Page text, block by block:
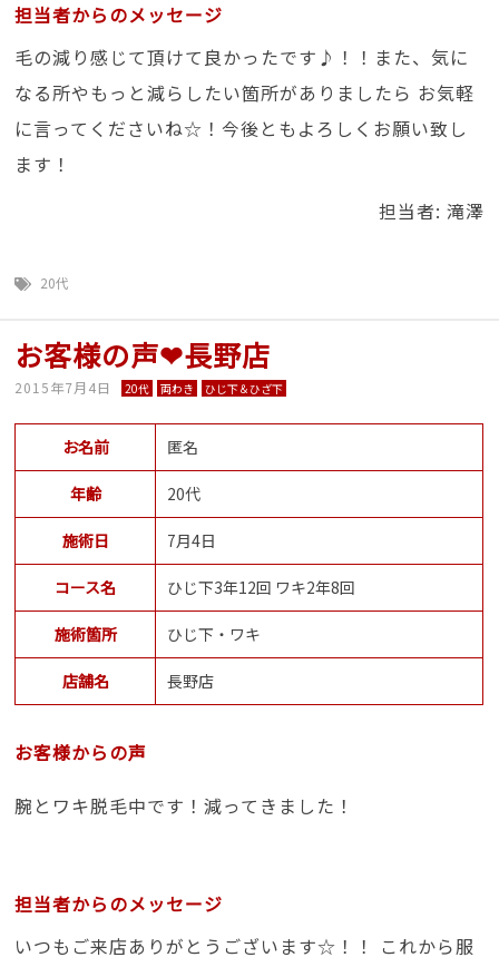
担当者からのメッセージ
毛の減り感じて頂けて良かったです♪！！また、気に
なる所やもっと減らしたい箇所がありましたら お気軽
に言ってくださいね☆！今後ともよろしくお願い致し
ます！
担当者: 滝澤
20代
お客様の声❤長野店
2015年7月4日 20代 両わき ひじ下＆ひざ下
お名前 匿名
年齢 20代
施術日 7月4日
コース名 ひじ下3年12回 ワキ2年8回
施術箇所 ひじ下・ワキ
店舗名 長野店
お客様からの声
腕とワキ脱毛中です！減ってきました！
担当者からのメッセージ
いつもご来店ありがとうございます☆！！ これから服